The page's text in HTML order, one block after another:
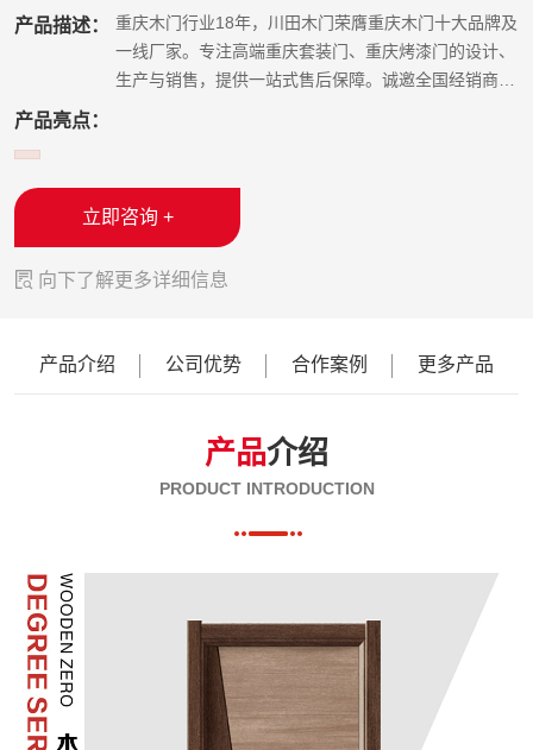
产品描述：深耕重庆木门行业18年，川田木门荣膺重庆木门十大品牌及
一线厂家。专注高端重庆套装门、重庆烤漆门的设计、
生产与销售，提供一站式售后保障。诚邀全国经销商加
产品亮点：
立即咨询 +
 向下了解更多详细信息
产品介绍 公司优势 合作案例 更多产品
产品介绍
PRODUCT INTRODUCTION